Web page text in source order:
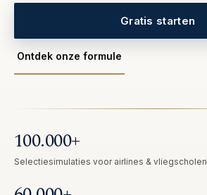
Gratis starten
Ontdek onze formule
100.000+
Selectiesimulaties voor airlines & vliegscholen